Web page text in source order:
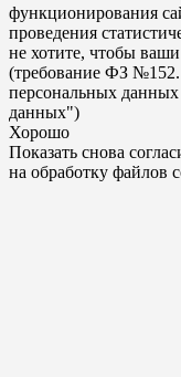
функционирования
проведения
не хотите, чтобы
(требование ФЗ №152.
персональных данных
данных")
Хорошо
Показать снова
на обработку файлов